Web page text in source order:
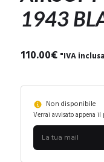
1943
110.00€ "IVA
Non disponibile
Verrai avvisato appena